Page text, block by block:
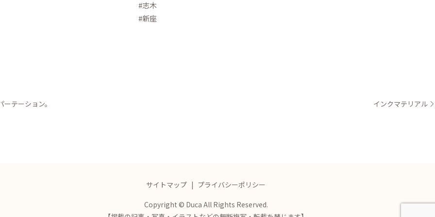
#志木
#新座
ーテーション。 インクマテリアル
サイトマップ プライバシーポリシー
Copyright © Duca All Rights Reserved.